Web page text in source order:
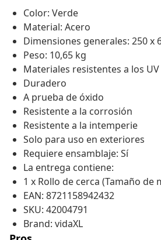
Color: Verde
Material: Acero
Dimensiones generales: 250 x
Peso: 10,65 kg
Materiales resistentes a los UV
Duradero
A prueba de óxido
Resistente a la corrosión
Resistente a la intemperie
Solo para uso en exteriores
Requiere ensamblaje: Sí
La entrega contiene:
1 x Rollo de cerca (Tamaño de
EAN: 8721158942432
SKU: 42004791
Brand: vidaXL